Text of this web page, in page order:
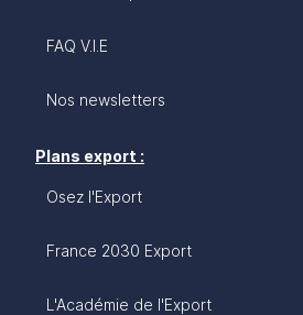
FAQ V.I.E
Nos newsletters
Plans export :
Osez l'Export
France 2030 Export
L'Académie de l'Export